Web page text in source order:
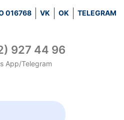
016768 VK OK TELEGRAM
927 44 96
App/Telegram